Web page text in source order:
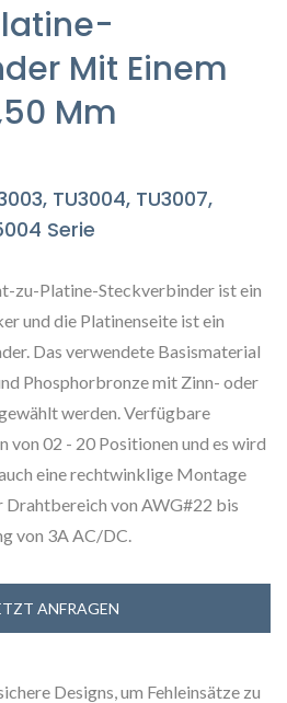
Mit Einem
Mm
TU3004, TU3007,
Serie
zu-Platine-Steckverbinder ist ein
und die Platinenseite ist ein
Das verwendete Basismaterial
Phosphorbronze mit Zinn- oder
werden. Verfügbare
von 02 - 20 Positionen und es wird
eine rechtwinklige Montage
Drahtbereich von AWG#22 bis
von 3A AC/DC.
ANFRAGEN
Designs, um Fehleinsätze zu